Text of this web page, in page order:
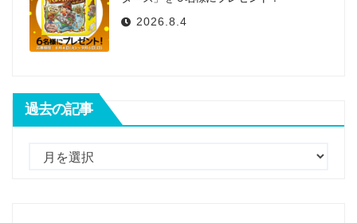
2026.8.4
過去の記事